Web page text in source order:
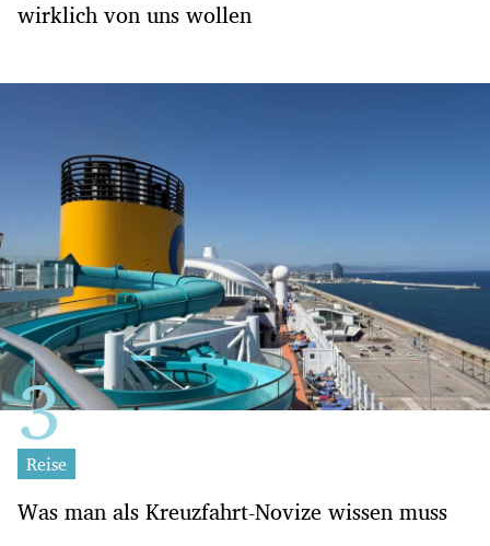
wirklich von uns wollen
Reise
Was man als Kreuzfahrt-Novize wissen muss